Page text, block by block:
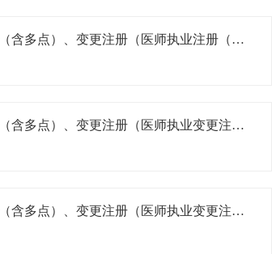
医师（执业医师、执业助理医师）执业注册（含多点）、变更注册（医师执业注册（遗失补证））
医师（执业医师、执业助理医师）执业注册（含多点）、变更注册（医师执业变更注册（变更执业范围））
医师（执业医师、执业助理医师）执业注册（含多点）、变更注册（医师执业变更注册（变更主执业机构））